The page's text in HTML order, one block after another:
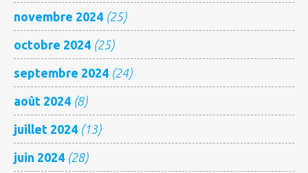
novembre 2024 (25)
octobre 2024 (25)
septembre 2024 (24)
août 2024 (8)
juillet 2024 (13)
juin 2024 (28)